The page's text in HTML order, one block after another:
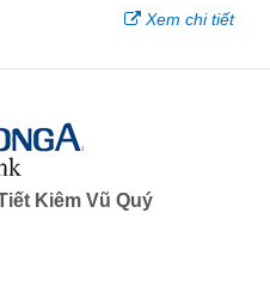
Xem chi tiết
Kiêm Vũ Quý